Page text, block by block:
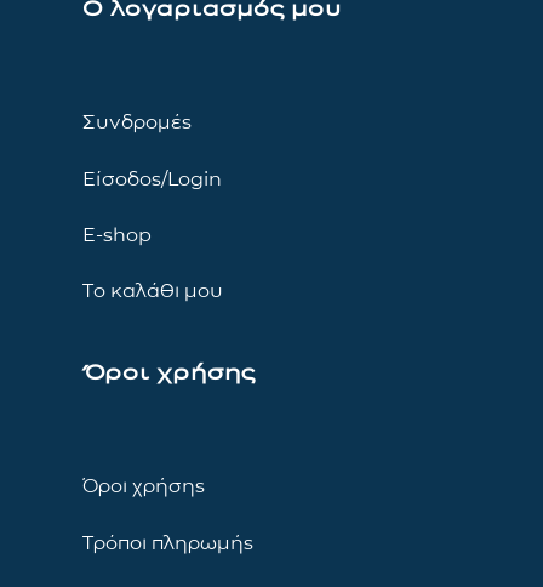
Ο λογαριασμός μου
Συνδρομές
Είσοδος/Login
E-shop
Το καλάθι μου
Όροι χρήσης
Όροι χρήσης
Τρόποι πληρωμής